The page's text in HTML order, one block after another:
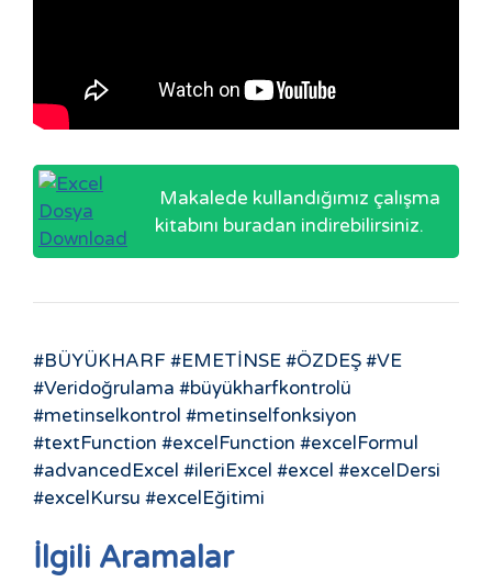
Makalede kullandığımız çalışma
kitabını buradan indirebilirsiniz.
#BÜYÜKHARF #EMETİNSE #ÖZDEŞ #VE
#Veridoğrulama #büyükharfkontrolü
#metinselkontrol #metinselfonksiyon
#textFunction #excelFunction #excelFormul
#advancedExcel #ileriExcel #excel #excelDersi
#excelKursu #excelEğitimi
İlgili Aramalar